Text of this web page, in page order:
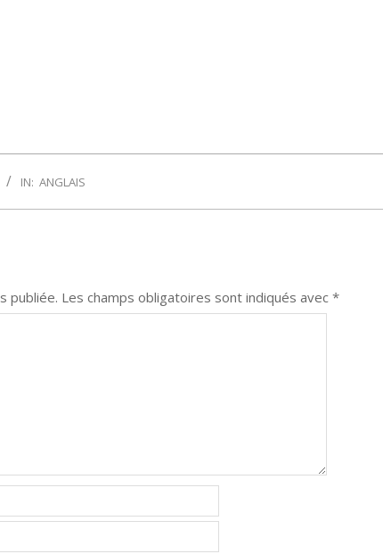
IN: ANGLAIS
publiée. Les champs obligatoires sont indiqués avec *